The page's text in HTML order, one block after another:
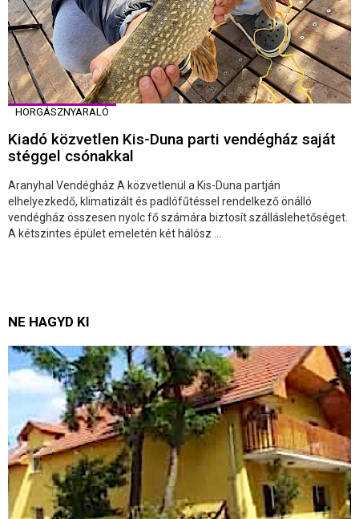
HORGÁSZNYARALÓ
Kiadó közvetlen Kis-Duna parti vendégház saját
stéggel csónakkal
Aranyhal Vendégház A közvetlenül a Kis-Duna partján
elhelyezkedő, klimatizált és padlófűtéssel rendelkező önálló
vendégház összesen nyolc fő számára biztosít szálláslehetőséget.
A kétszintes épület emeletén két hálósz ...
NE HAGYD KI